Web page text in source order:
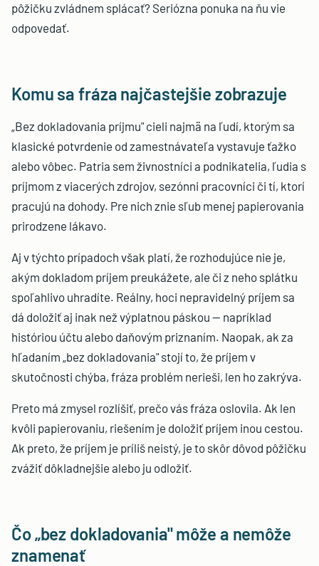
pôžičku zvládnem splácať? Seriózna ponuka na ňu vie
odpovedať.
Komu sa fráza najčastejšie zobrazuje
„Bez dokladovania príjmu" cieli najmä na ľudí, ktorým sa
klasické potvrdenie od zamestnávateľa vystavuje ťažko
alebo vôbec. Patria sem živnostníci a podnikatelia, ľudia s
príjmom z viacerých zdrojov, sezónni pracovníci či tí, ktorí
pracujú na dohody. Pre nich znie sľub menej papierovania
prirodzene lákavo.
Aj v týchto prípadoch však platí, že rozhodujúce nie je,
akým dokladom príjem preukážete, ale či z neho splátku
spoľahlivo uhradíte. Reálny, hoci nepravidelný príjem sa
dá doložiť aj inak než výplatnou páskou — napríklad
históriou účtu alebo daňovým priznaním. Naopak, ak za
hľadaním „bez dokladovania" stojí to, že príjem v
skutočnosti chýba, fráza problém nerieši, len ho zakrýva.
Preto má zmysel rozlíšiť, prečo vás fráza oslovila. Ak len
kvôli papierovaniu, riešením je doložiť príjem inou cestou.
Ak preto, že príjem je príliš neistý, je to skôr dôvod pôžičku
zvážiť dôkladnejšie alebo ju odložiť.
Čo „bez dokladovania" môže a nemôže
znamenať